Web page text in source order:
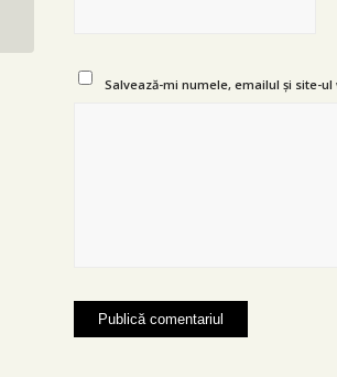
Salvează-mi numele, emailul și site-